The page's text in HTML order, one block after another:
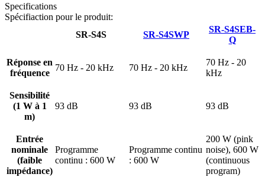
Specifications
Spécifiaction pour le produit:
SR-S4S
SR-S4SWP
SR-S4SEB-
Q
Réponse en
fréquence
70 Hz - 20 kHz 70 Hz - 20 kHz
70 Hz - 20
kHz
Sensibilité
(1 W à 1
m)
93 dB 93 dB 93 dB
Entrée
nominale
(faible
impédance)
Programme
continu : 600 W
Programme continu
: 600 W
200 W (pink
noise), 600 W
(continuous
program)